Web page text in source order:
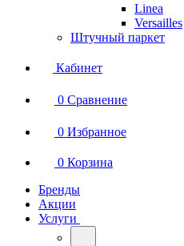
Linea
Versailles
Штучный паркет
Кабинет
0 Сравнение
0 Избранное
0 Корзина
Бренды
Акции
Услуги